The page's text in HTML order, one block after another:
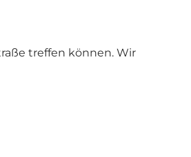
treffen können. Wir